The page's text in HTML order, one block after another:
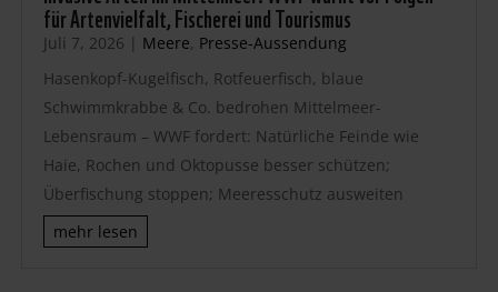
für Artenvielfalt, Fischerei und Tourismus
Juli 7, 2026 | Meere, Presse-Aussendung
Hasenkopf-Kugelfisch, Rotfeuerfisch, blaue
Schwimmkrabbe & Co. bedrohen Mittelmeer-
Lebensraum – WWF fordert: Natürliche Feinde wie
Haie, Rochen und Oktopusse besser schützen;
Überfischung stoppen; Meeresschutz ausweiten
mehr lesen